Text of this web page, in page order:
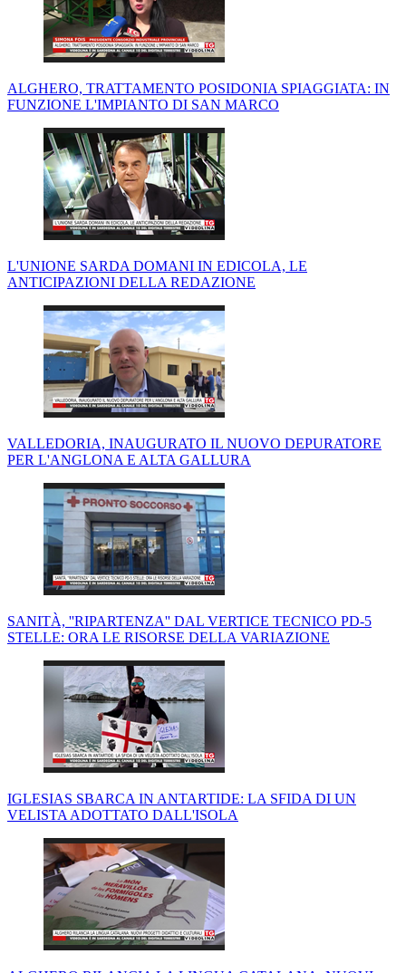
ALGHERO, TRATTAMENTO POSIDONIA SPIAGGIATA: IN
FUNZIONE L'IMPIANTO DI SAN MARCO
L'UNIONE SARDA DOMANI IN EDICOLA, LE
ANTICIPAZIONI DELLA REDAZIONE
VALLEDORIA, INAUGURATO IL NUOVO DEPURATORE
PER L'ANGLONA E ALTA GALLURA
SANITÀ, ''RIPARTENZA'' DAL VERTICE TECNICO PD-5
STELLE: ORA LE RISORSE DELLA VARIAZIONE
IGLESIAS SBARCA IN ANTARTIDE: LA SFIDA DI UN
VELISTA ADOTTATO DALL'ISOLA